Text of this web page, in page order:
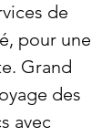
de
pour une
Grand
des
avec